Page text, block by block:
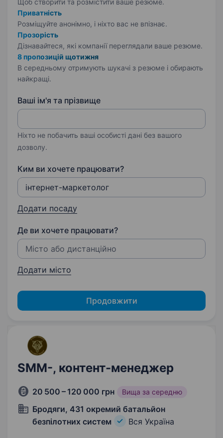
Щоб створити та розмістити ваше резюме.
Приватність
Розміщуйте анонімно, і ніхто вас не впізнає.
Прозорість
Дізнавайтеся, які компанії переглядали ваше резюме.
8 пропозицій щотижня
В середньому отримують шукачі з резюме і обирають
найкращі.
Ваші ім'я та прізвище
Ніхто не побачить ваші особисті дані без вашого
дозволу.
Ким ви хочете працювати?
Додати посаду
Де ви хочете працювати?
Додати місто
Продовжити
SMM-, контент-менеджер
20 500 – 120 000 грн Вища за середню
Бродяги, 431 окремий батальйон
безпілотних систем
Вся Україна